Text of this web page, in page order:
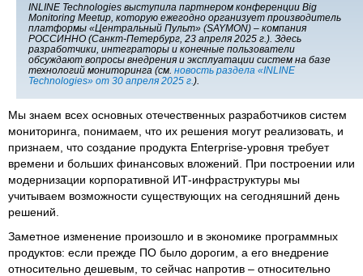
INLINE Technologies выступила партнером конференции Big
Monitoring Meetup, которую ежегодно организует производитель
платформы «Центральный Пульт» (SAYMON) – компания
РОССИННО (Санкт-Петербург, 23 апреля 2025 г.). Здесь
разработчики, интеграторы и конечные пользователи
обсуждают вопросы внедрения и эксплуатации систем на базе
технологий мониторинга (см. новость раздела «INLINE
Technologies» от 30 апреля 2025 г.).
Мы знаем всех основных отечественных разработчиков систем
мониторинга, понимаем, что их решения могут реализовать, и
признаем, что создание продукта Enterprise-уровня требует
времени и больших финансовых вложений. При построении или
модернизации корпоративной ИТ-инфраструктуры мы
учитываем возможности существующих на сегодняшний день
решений.
Заметное изменение произошло и в экономике программных
продуктов: если прежде ПО было дорогим, а его внедрение
относительно дешевым, то сейчас напротив – относительно